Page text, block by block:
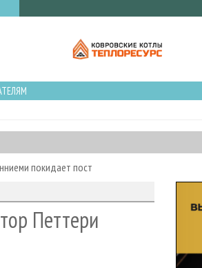
покидает пост
Петтери